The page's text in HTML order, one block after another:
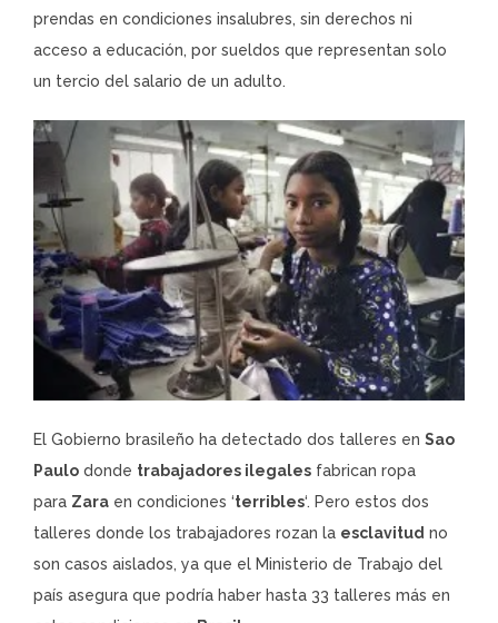
prendas en condiciones insalubres, sin derechos ni
acceso a educación, por sueldos que representan solo
un tercio del salario de un adulto.
El Gobierno brasileño ha detectado dos talleres en Sao
Paulo donde trabajadores ilegales fabrican ropa
para Zara en condiciones ‘terribles‘. Pero estos dos
talleres donde los trabajadores rozan la esclavitud no
son casos aislados, ya que el Ministerio de Trabajo del
país asegura que podría haber hasta 33 talleres más en